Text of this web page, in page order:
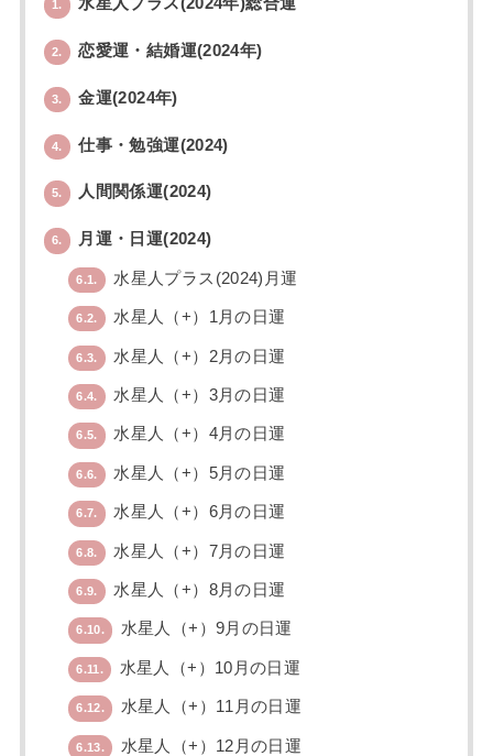
1.
2. 恋愛運・結婚運(2024年)
3. 金運(2024年)
4. 仕事・勉強運(2024)
5. 人間関係運(2024)
6. 月運・日運(2024)
6.1. 水星人プラス(2024)月運
6.2. 水星人（+）1月の日運
6.3. 水星人（+）2月の日運
6.4. 水星人（+）3月の日運
6.5. 水星人（+）4月の日運
6.6. 水星人（+）5月の日運
6.7. 水星人（+）6月の日運
6.8. 水星人（+）7月の日運
6.9. 水星人（+）8月の日運
6.10. 水星人（+）9月の日運
6.11. 水星人（+）10月の日運
6.12. 水星人（+）11月の日運
6.13. 水星人（+）12月の日運